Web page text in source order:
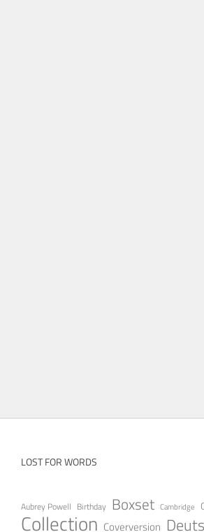
LOST FOR WORDS
Aubrey Powell Birthday Boxset Cambridge
Collection Coverversion